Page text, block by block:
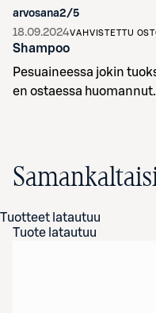
arvosana2/5
18.09.2024VAHVISTETTU
Shampoo
Pesuaineessa jokin
en ostaessa huomannut.
Tuotteet latautuu
Tuote latautuu